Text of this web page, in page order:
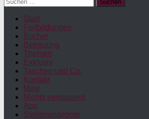
nach:
Start
Fortbildungen
Bücher
Betreuung
Themen
Exklusiv
Taschen und Co.
Kontakt
Maw
Nichts verpassen!
App
Stellenangebote